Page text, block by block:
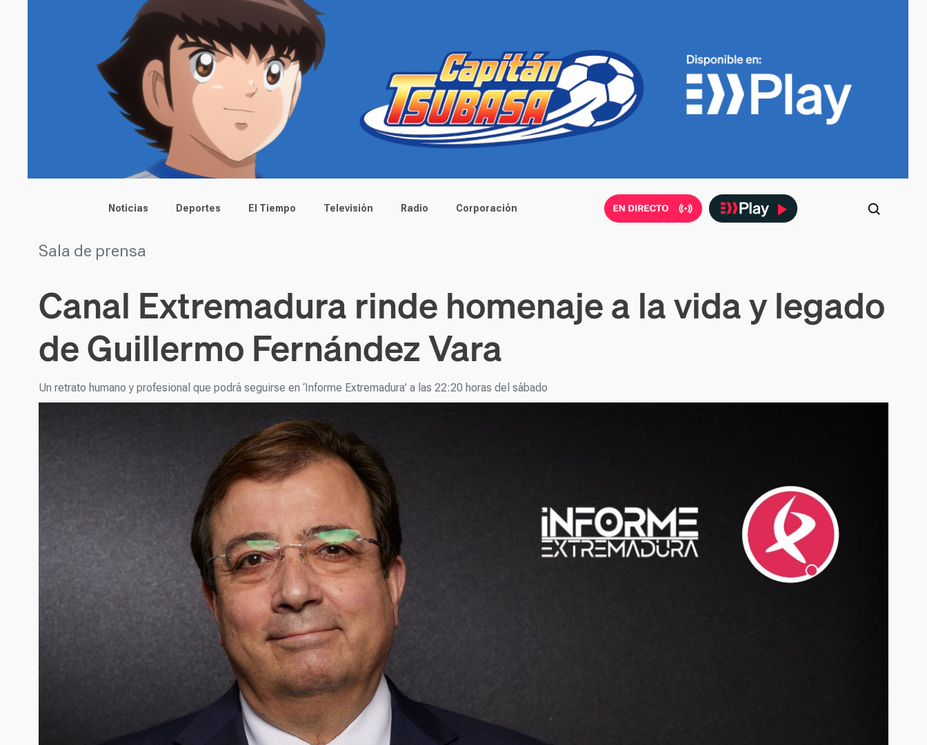
Main menu
Noticias Deportes El Tiempo Televisión Radio Corporación
Sala de prensa
Canal Extremadura rinde homenaje a la vida y legado
de Guillermo Fernández Vara
Un retrato humano y profesional que podrá seguirse en ‘Informe Extremadura’ a las 22:20 horas del sábado